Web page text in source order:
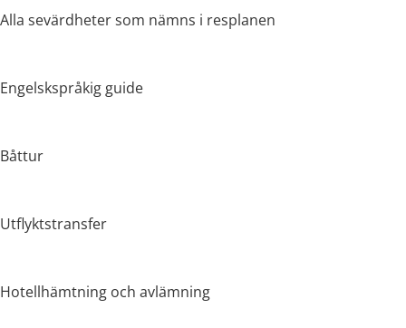
Alla sevärdheter som nämns i resplanen
Engelskspråkig guide
Båttur
Utflyktstransfer
Hotellhämtning och avlämning